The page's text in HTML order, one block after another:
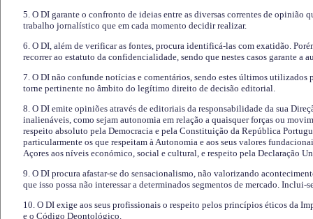
5. O DI garante o confronto de ideias entre as diversas correntes de opinião
trabalho jornalístico que em cada momento decidir realizar.
6. O DI, além de verificar as fontes, procura identificá-las com exatidão.
recorrer ao estatuto da confidencialidade, sendo que nestes casos garante a
7. O DI não confunde notícias e comentários, sendo estes últimos utilizados
torne pertinente no âmbito do legítimo direito de decisão editorial.
8. O DI emite opiniões através de editoriais da responsabilidade da sua
inalienáveis, como sejam autonomia em relação a quaisquer forças ou
respeito absoluto pela Democracia e pela Constituição da República
particularmente os que respeitam à Autonomia e aos seus valores
Açores aos níveis económico, social e cultural, e respeito pela Declaração
9. O DI procura afastar-se do sensacionalismo, não valorizando
que isso possa não interessar a determinados segmentos de mercado.
10. O DI exige aos seus profissionais o respeito pelos princípios éticos da
e o Código Deontológico.